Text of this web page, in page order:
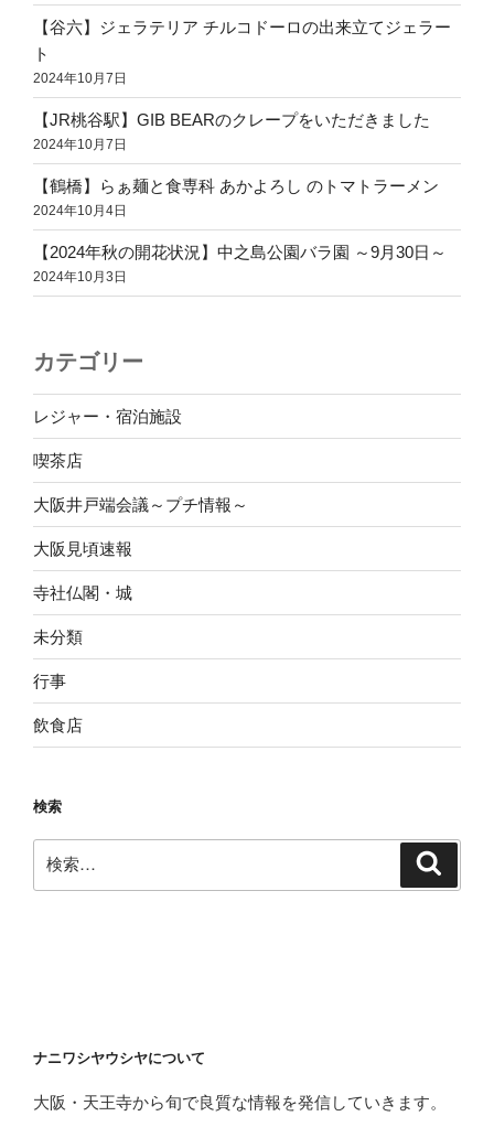
店
舗
か？
移
転
先
を
発
見
し
ま
の
【谷六】ジェラテリア チルコドーロの出来立てジェラー
ト
2024年10月7日
【JR桃谷駅】GIB BEARのクレープをいただきました
2024年10月7日
【鶴橋】らぁ麺と食専科 あかよろし のトマトラーメン
2024年10月4日
【2024年秋の開花状況】中之島公園バラ園 ～9月30日～
2024年10月3日
カテゴリー
レジャー・宿泊施設
喫茶店
大阪井戸端会議～プチ情報～
大阪見頃速報
寺社仏閣・城
未分類
行事
飲食店
検索
索:
ナニワシヤウシヤについて
大阪・天王寺から旬で良質な情報を発信していきます。